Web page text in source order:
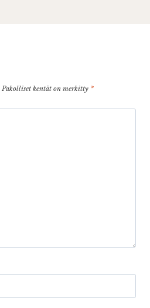
Pakolliset kentät on merkitty *